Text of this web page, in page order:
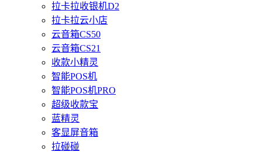
拉卡拉收银机D2
拉卡拉云小店
云音箱CS50
云音箱CS21
收款小精灵
智能POS机
智能POS机PRO
超级收款宝
蓝精灵
客显屏音箱
拉碰碰